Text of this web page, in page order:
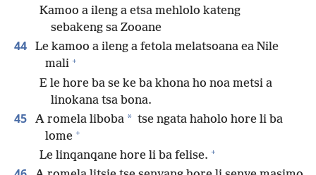
Kamoo a ileng a etsa mehlolo kateng
sebakeng sa Zooane
44
Le kamoo a ileng a fetola melatsoana ea Nile
mali +
E le hore ba se ke ba khona ho noa metsi a
linokana tsa bona.
45 A romela liboba * tse ngata haholo hore li ba
lome +
Le linqanqane hore li ba felise. +